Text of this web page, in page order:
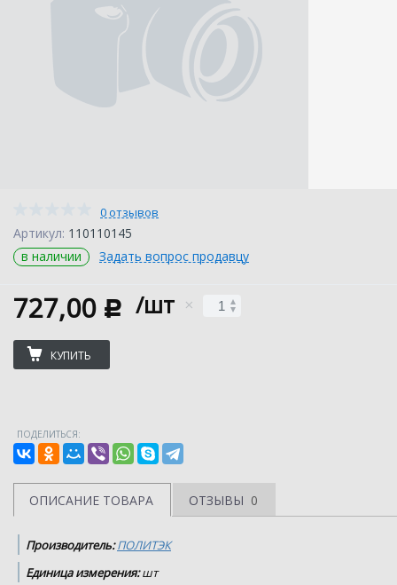
0 отзывов
Артикул: 110110145
в наличии
Задать вопрос продавцу
727,00 c /шт
КУПИТЬ
ПОДЕЛИТЬСЯ:
ОПИСАНИЕ ТОВАРА ОТЗЫВЫ 0
Производитель:ПОЛИТЭК
Единица измерения:шт